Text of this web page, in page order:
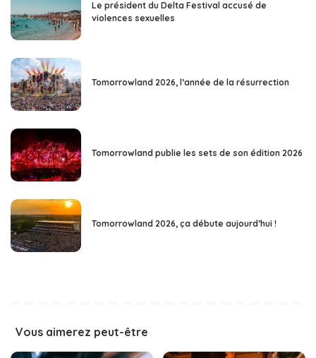
Le président du Delta Festival accusé de
violences sexuelles
Tomorrowland 2026, l’année de la résurrection
Tomorrowland publie les sets de son édition 2026
Tomorrowland 2026, ça débute aujourd’hui !
Vous aimerez peut-être